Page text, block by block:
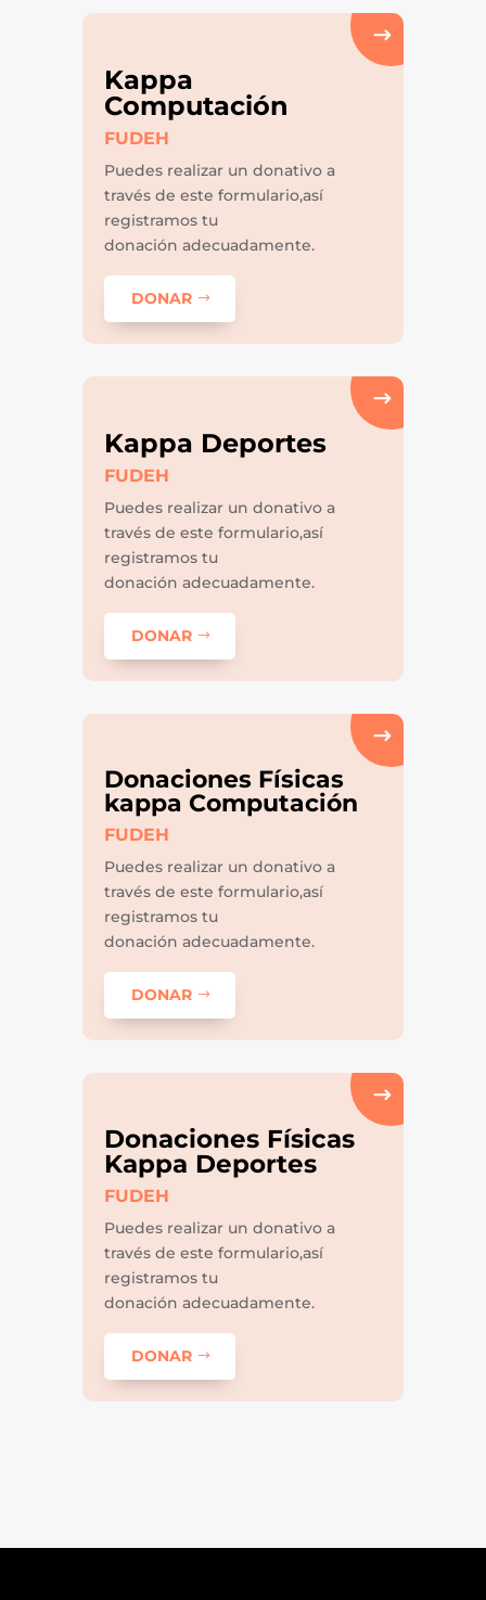
Kappa
Computación
FUDEH
Puedes realizar un donativo a
través de este formulario,así
registramos tu
donación adecuadamente.
DONAR
Kappa Deportes
FUDEH
Puedes realizar un donativo a
través de este formulario,así
registramos tu
donación adecuadamente.
DONAR
Donaciones Físicas
kappa Computación
FUDEH
Puedes realizar un donativo a
través de este formulario,así
registramos tu
donación adecuadamente.
DONAR
Donaciones Físicas
Kappa Deportes
FUDEH
Puedes realizar un donativo a
través de este formulario,así
registramos tu
donación adecuadamente.
DONAR